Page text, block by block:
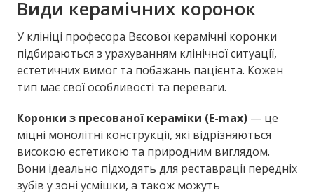
Види керамічних коронок
У клініці професора Вєсової керамічні коронки
підбираються з урахуванням клінічної ситуації,
естетичних вимог та побажань пацієнта. Кожен
тип має свої особливості та переваги.
Коронки з пресованої кераміки (E-max)— це
міцні монолітні конструкції, які відрізняються
високою естетикою та природним виглядом.
Вони ідеально підходять для реставрації передніх
зубів у зоні усмішки, а також можуть